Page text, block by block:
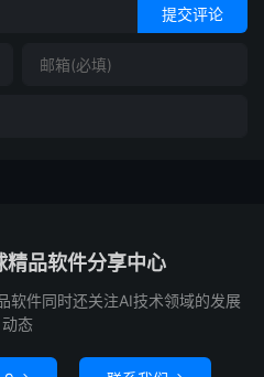
提交评论
精品软件分享中心
软件同时还关注AI技术领域的发展
动态